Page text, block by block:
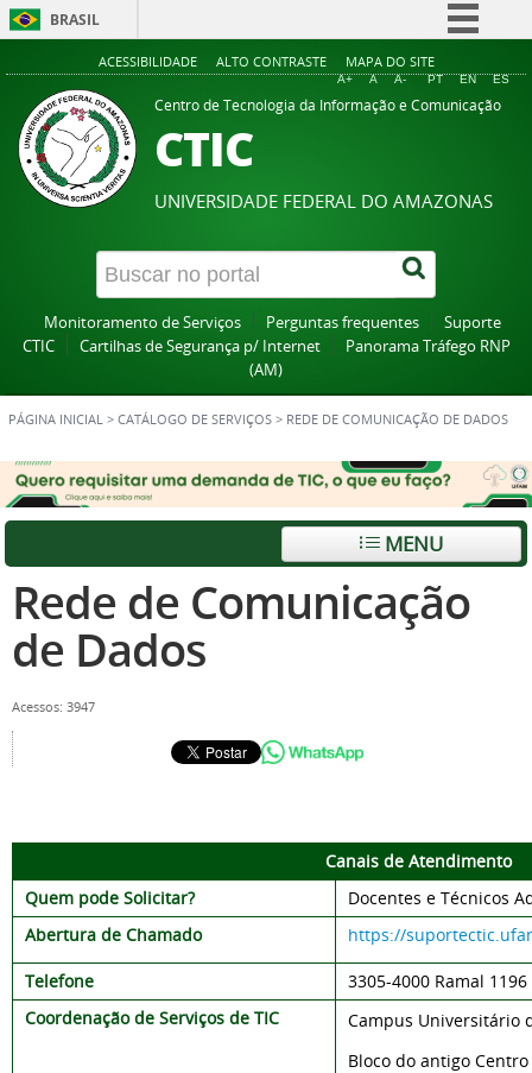
BRASIL
Simplifique!
Comunica BR
Legislação
Canais
ACESSIBILIDADE ALTO CONTRASTE MAPA DO SITE
A+ A A- PT EN ES
Centro de Tecnologia da Informação e Comunicação
CTIC
UNIVERSIDADE FEDERAL DO AMAZONAS
Monitoramento de Serviços Perguntas frequentes
Suporte
CTIC
Cartilhas de Segurança p/ Internet
Panorama Tráfego RNP
(AM)
PÁGINA INICIAL > CATÁLOGO DE SERVIÇOS > REDE DE COMUNICAÇÃO DE DADOS
MENU
Rede de Comunicação
de Dados
Acessos: 3947
Canais de Atendimento
Quem pode Solicitar?
Docentes e Técnicos
Abertura de Chamado
https://
Telefone 3305-4000 Ramal 1196
Coordenação de Serviços de TIC
Campus Universitário
Bloco do antigo